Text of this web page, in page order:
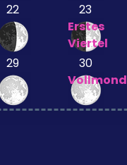
22
23
Erstes
Viertel
29
30
Vollmond